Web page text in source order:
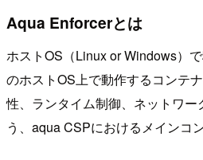
Aqua Enforcerとは
ホストOS（Linux or Windows）
のホストOS上で動作するコンテ
性、ランタイム制御、ネットワ
う、aqua CSPにおけるメインコ